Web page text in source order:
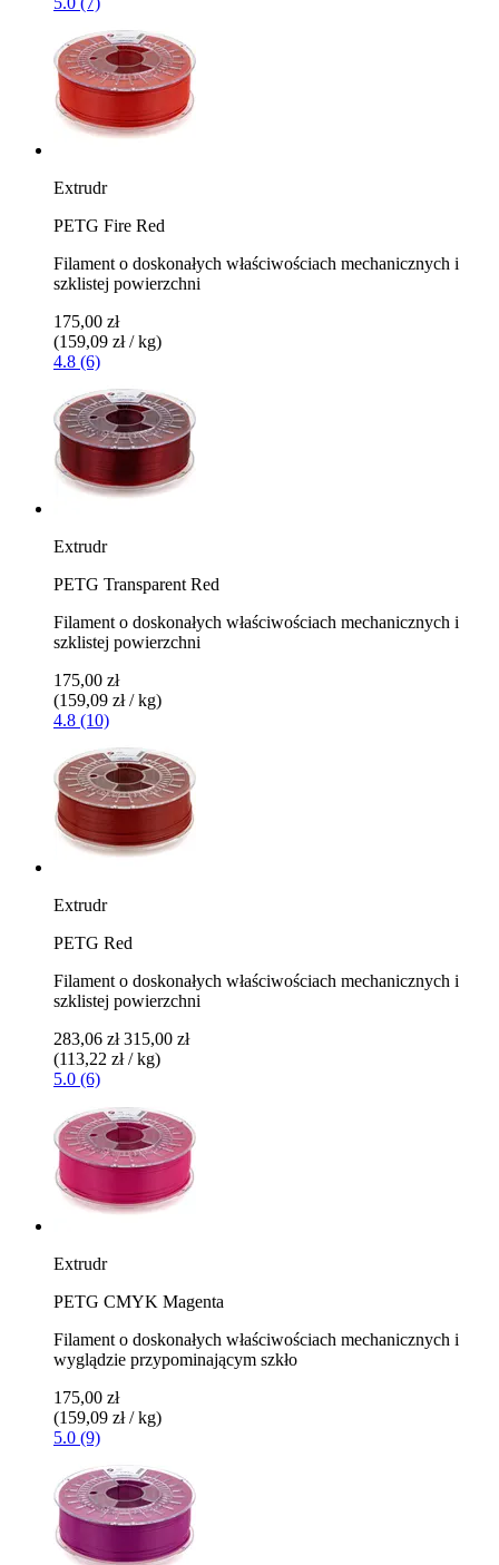
Extrudr
PETG Fire Red
Filament o doskonałych właściwościach mechanicznych i
szklistej powierzchni
175,00 zł
(159,09 zł / kg)
4.8 (6)
Extrudr
PETG Transparent Red
Filament o doskonałych właściwościach mechanicznych i
szklistej powierzchni
175,00 zł
(159,09 zł / kg)
4.8 (10)
Extrudr
PETG Red
Filament o doskonałych właściwościach mechanicznych i
szklistej powierzchni
283,06 zł 315,00 zł
(113,22 zł / kg)
5.0 (6)
Extrudr
PETG CMYK Magenta
Filament o doskonałych właściwościach mechanicznych i
wyglądzie przypominającym szkło
175,00 zł
(159,09 zł / kg)
5.0 (9)